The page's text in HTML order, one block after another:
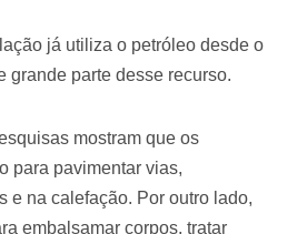
já utiliza o petróleo desde o
grande parte desse recurso.
mostram que os
para pavimentar vias,
e na calefação. Por outro lado,
embalsamar corpos, tratar